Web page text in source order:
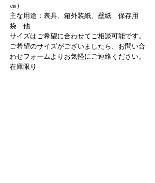
㎝）
主な用途：表具、箱外装紙、壁紙 保存用
袋 他
サイズはご希望に合わせてご相談可能です。
ご希望のサイズがございましたら、お問い合
わせフォームよりお気軽にご連絡ください。
在庫限り